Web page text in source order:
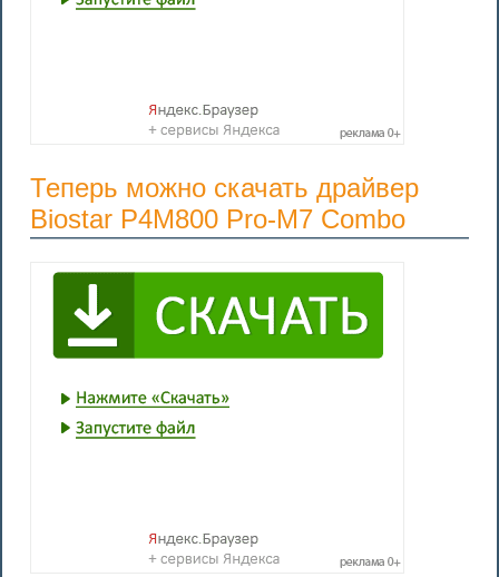
Теперь можно скачать драйвер
Biostar P4M800 Pro-M7 Combo